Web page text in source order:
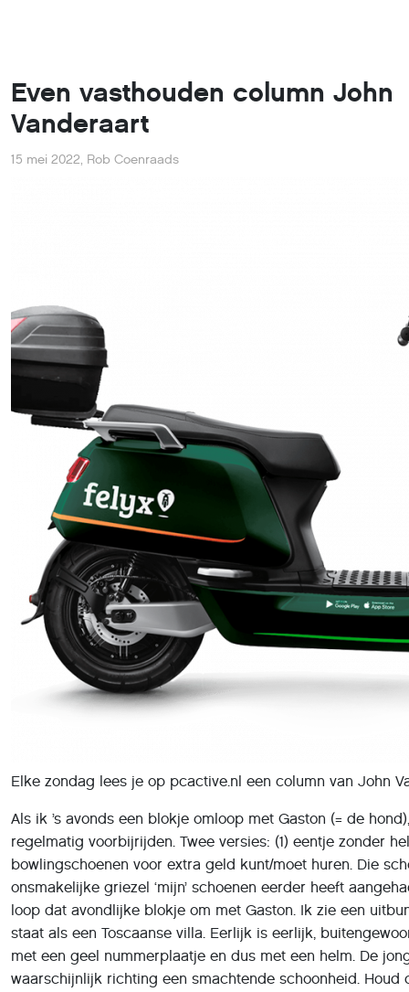
Even vasthouden column John
Vanderaart
15 mei 2022, Rob Coenraads
Elke zondag lees je op pcactive.nl een column van John
Als ik ’s avonds een blokje omloop met Gaston (= de
regelmatig voorbijrijden. Twee versies: (1) eentje zonder
bowlingschoenen voor extra geld kunt/moet huren. Die
onsmakelijke griezel ‘mijn’ schoenen eerder heeft
loop dat avondlijke blokje om met Gaston. Ik zie een
staat als een Toscaanse villa. Eerlijk is eerlijk,
met een geel nummerplaatje en dus met een helm. De
waarschijnlijk richting een smachtende schoonheid.